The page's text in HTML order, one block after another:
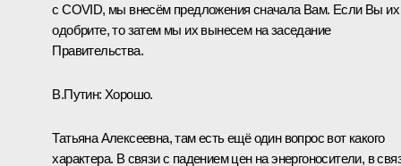
с COVID, мы внесём предложения сначала Вам. Если Вы их
одобрите, то затем мы их вынесем на заседание
Правительства.
В.Путин: Хорошо.
Татьяна Алексеевна, там есть ещё один вопрос вот какого
характера. В связи с падением цен на энергоносители, в